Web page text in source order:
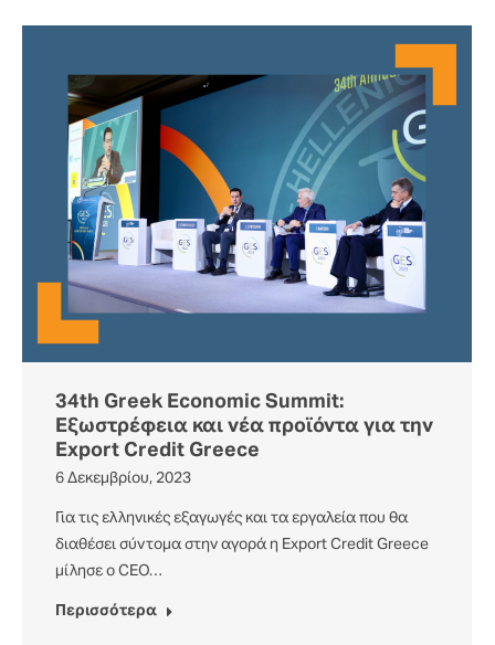
34th Greek Economic Summit:
Εξωστρέφεια και νέα προϊόντα για την
Export Credit Greece
6 Δεκεμβρίου, 2023
Για τις ελληνικές εξαγωγές και τα εργαλεία που θα
διαθέσει σύντομα στην αγορά η Export Credit Greece
μίλησε ο CEO…
Περισσότερα